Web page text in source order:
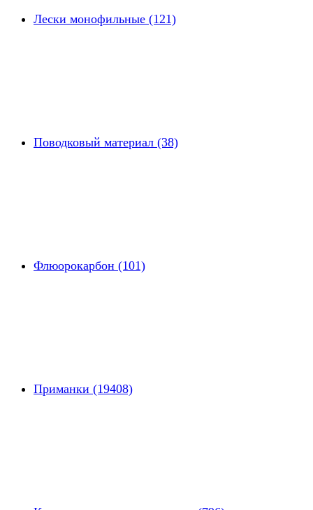
Лески монофильные (121)
Поводковый материал (38)
Флюорокарбон (101)
Приманки (19408)